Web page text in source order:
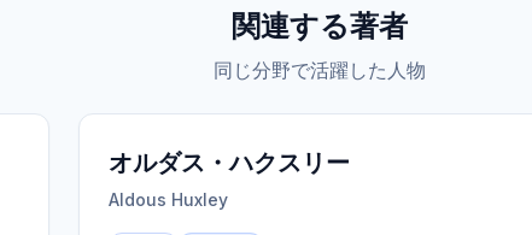
関連する著者
同じ分野で活躍した人物
オルダス・ハクスリー
Aldous Huxley